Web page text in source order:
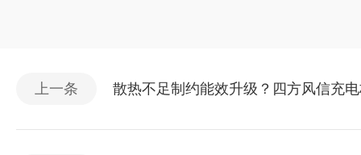
上一条 散热不足制约能效升级？四方风信充